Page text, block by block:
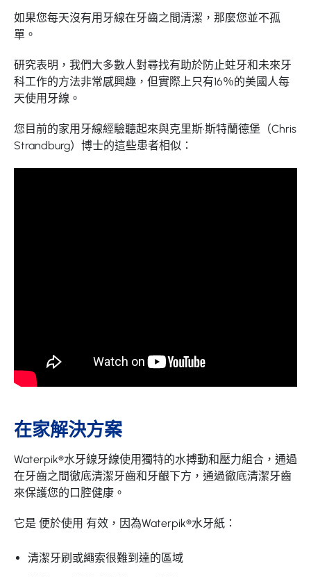
如果您每天沒有用牙線在牙齒之間清潔，那麼您並不孤
單。
研究表明，我們大多數人對尋找有助於防止蛀牙和未來牙
科工作的方法非常感興趣，但實際上只有16％的美國人每
天使用牙線。
您目前的家用牙線經驗聽起來與克里斯·斯特蘭德堡（Chris
Strandburg）博士的這些患者相似：
在家解決方案
Waterpik®水牙線牙線使用獨特的水搏動和壓力組合，通過
在牙齒之間徹底清潔牙齒和牙齦下方，通過徹底清潔牙齒
來保護您的口腔健康。
它是 便於使用 有效，因為Waterpik®水牙紙：
清潔牙刷或繩索很難到達的區域